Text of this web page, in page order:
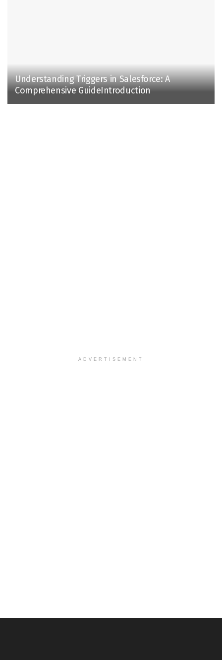
Understanding Triggers in Salesforce: A
Comprehensive GuideIntroduction
ADVERTISEMENT